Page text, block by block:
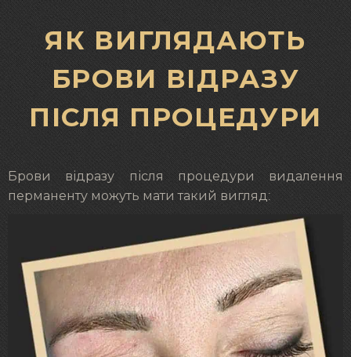
ЯК ВИГЛЯДАЮТЬ
БРОВИ ВІДРАЗУ
ПІСЛЯ ПРОЦЕДУРИ
Брови відразу після процедури видалення
перманенту можуть мати такий вигляд: